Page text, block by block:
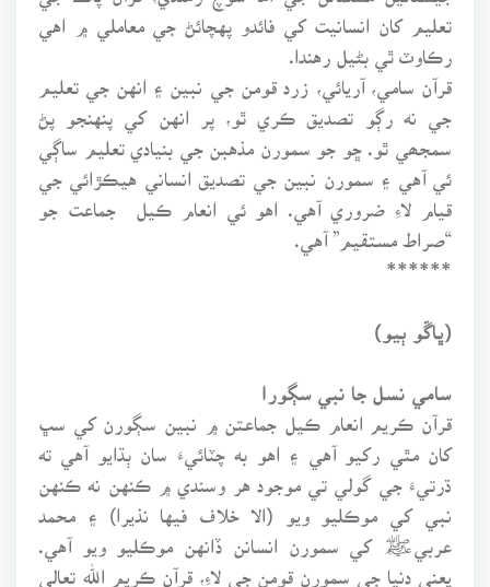
تعليم کان انسانيت کي فائدو پهچائڻ جي معاملي ۾ اهي
رڪاوٽ ٿي بڻيل رهندا.
قرآن سامي، آريائي، زرد قومن جي نبين ۽ انهن جي تعليم
جي نه رڳو تصديق ڪري ٿو، پر انهن کي پنهنجو پڻ
سمجھي ٿو. ڇو جو سمورن مذهبن جي بنيادي تعليم ساڳي
ئي آهي ۽ سمورن نبين جي تصديق انساني هيڪڙائي جي
قيام لاءِ ضروري آهي. اهو ئي انعام ڪيل جماعت جو
“صراط مستقيم” آهي.
******
(ڀاڱو ٻيو)
سامي نسل جا نبي سڳورا
قرآن ڪريم انعام ڪيل جماعتن ۾ نبين سڳورن کي سڀ
کان مٿي رکيو آهي ۽ اهو به چٽائيءَ سان ٻڌايو آهي ته
ڌرتيءَ جي گولي تي موجود هر وسندي ۾ ڪنهن نه ڪنهن
نبي کي موڪليو ويو (الا خلاف فيها نذيرا) ۽ محمد
عربيﷺ کي سمورن انسانن ڏانهن موڪليو ويو آهي.
يعني دنيا جي سمورن قومن جي لاءِ، قرآن ڪريم الله تعالى